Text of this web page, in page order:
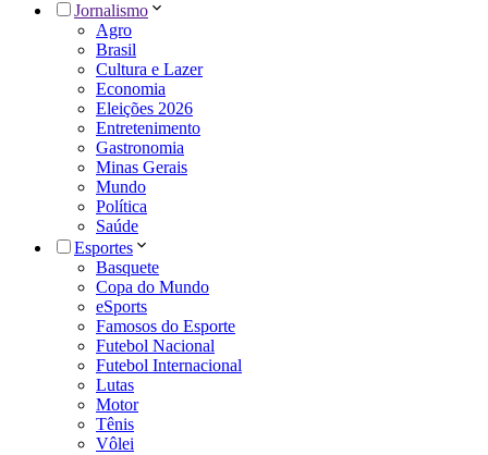
Jornalismo
Agro
Brasil
Cultura e Lazer
Economia
Eleições 2026
Entretenimento
Gastronomia
Minas Gerais
Mundo
Política
Saúde
Esportes
Basquete
Copa do Mundo
eSports
Famosos do Esporte
Futebol Nacional
Futebol Internacional
Lutas
Motor
Tênis
Vôlei